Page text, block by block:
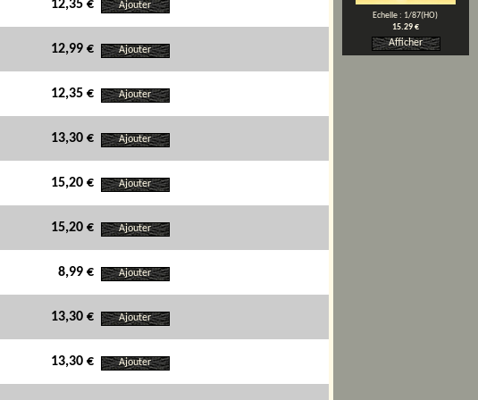
12,35 € Ajouter
12,99 € Ajouter
12,35 € Ajouter
13,30 € Ajouter
15,20 € Ajouter
15,20 € Ajouter
8,99 € Ajouter
13,30 € Ajouter
13,30 € Ajouter
Echelle : 1/87(HO)
15.29 €
Afficher